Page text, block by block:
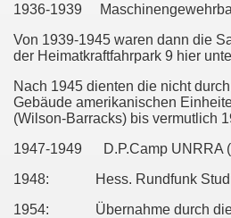
1936-1939
Von 1939-1945 waren dann die
der Heimatkraftfahrpark 9
Nach 1945 dienten die nicht
Gebäude amerikanischen
(Wilson-Barracks) bis vermutlich
1947-1949 D.P.Camp UNRRA
1948: Hess. Rundfunk
1954: Übernahme durch die